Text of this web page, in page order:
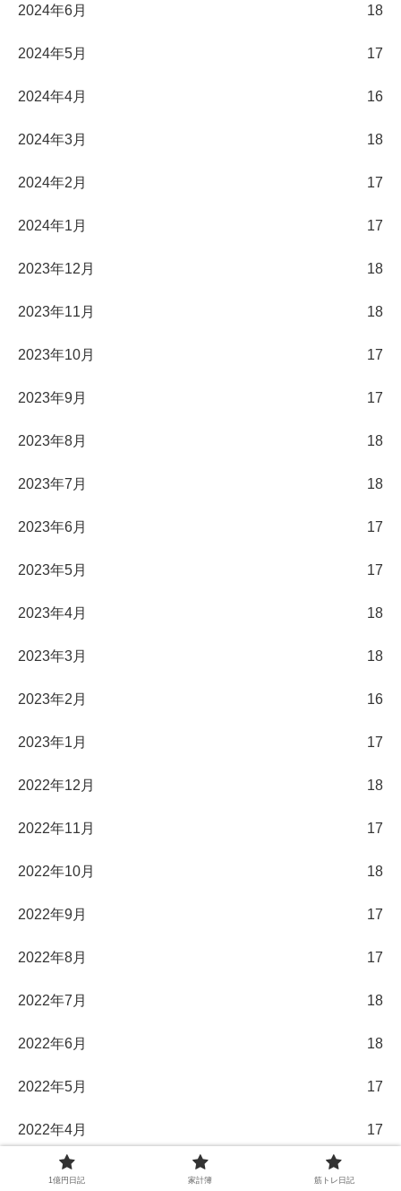
2024年6月 18
2024年5月 17
2024年4月 16
2024年3月 18
2024年2月 17
2024年1月 17
2023年12月 18
2023年11月 18
2023年10月 17
2023年9月 17
2023年8月 18
2023年7月 18
2023年6月 17
2023年5月 17
2023年4月 18
2023年3月 18
2023年2月 16
2023年1月 17
2022年12月 18
2022年11月 17
2022年10月 18
2022年9月 17
2022年8月 17
2022年7月 18
2022年6月 18
2022年5月 17
2022年4月 17
2022年3月
1億円日記 家計簿 筋トレ日記